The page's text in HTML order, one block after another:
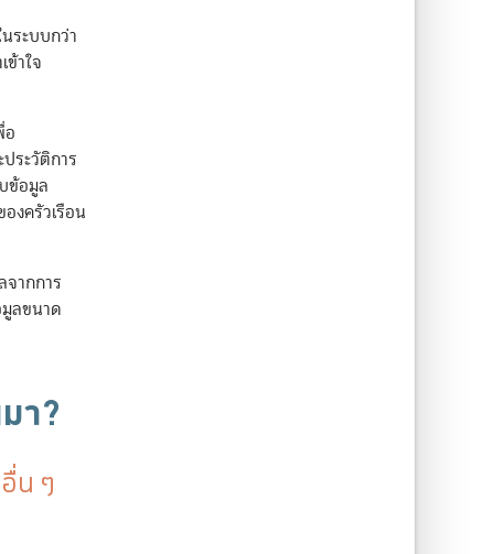
ระบบกว่า
าใจ
อ
ระวัติการ
ข้อมูล
งครัวเรือน
ากการ
ลขนาด
า?
น ๆ